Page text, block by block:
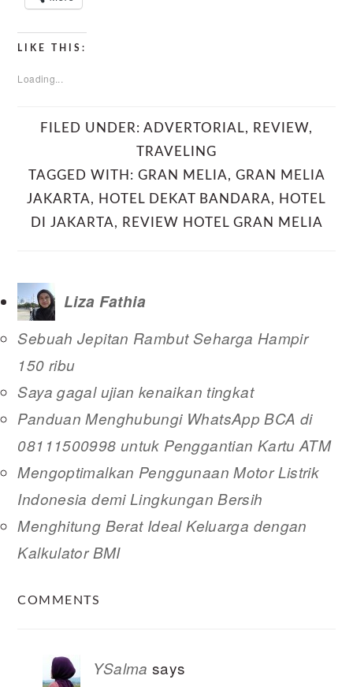
LIKE THIS:
Loading...
FILED UNDER: ADVERTORIAL, REVIEW,
TRAVELING
TAGGED WITH: GRAN MELIA, GRAN MELIA
JAKARTA, HOTEL DEKAT BANDARA, HOTEL
DI JAKARTA, REVIEW HOTEL GRAN MELIA
Liza Fathia
Sebuah Jepitan Rambut Seharga Hampir
150 ribu
Saya gagal ujian kenaikan tingkat
Panduan Menghubungi WhatsApp BCA di
08111500998 untuk Penggantian Kartu ATM
Mengoptimalkan Penggunaan Motor Listrik
Indonesia demi Lingkungan Bersih
Menghitung Berat Ideal Keluarga dengan
Kalkulator BMI
COMMENTS
YSalma says